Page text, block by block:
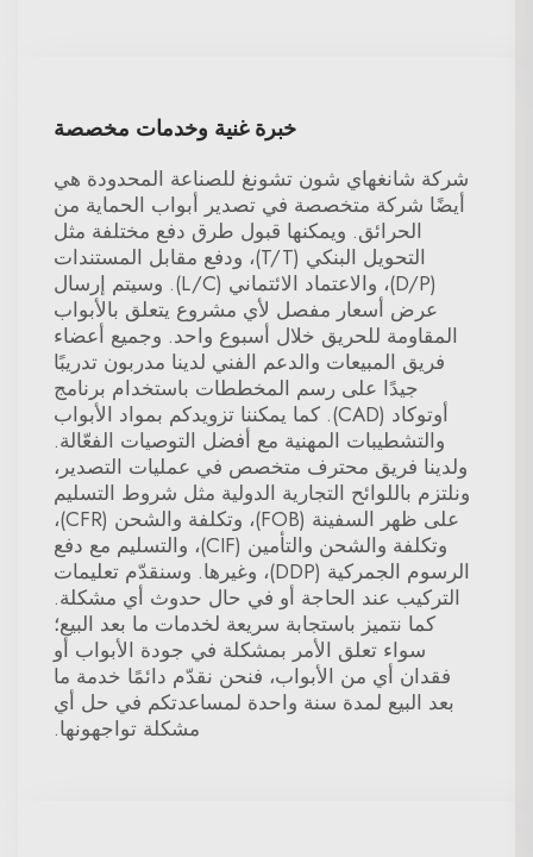
خبرة غنية وخدمات مخصصة
شركة شانغهاي شون تشونغ للصناعة المحدودة هي
أيضًا شركة متخصصة في تصدير أبواب الحماية من
الحرائق. ويمكنها قبول طرق دفع مختلفة مثل
التحويل البنكي (T/T)، ودفع مقابل المستندات
(D/P)، والاعتماد الائتماني (L/C). وسيتم إرسال
عرض أسعار مفصل لأي مشروع يتعلق بالأبواب
المقاومة للحريق خلال أسبوع واحد. وجميع أعضاء
فريق المبيعات والدعم الفني لدينا مدربون تدريبًا
جيدًا على رسم المخططات باستخدام برنامج
أوتوكاد (CAD). كما يمكننا تزويدكم بمواد الأبواب
والتشطيبات المهنية مع أفضل التوصيات الفعّالة.
ولدينا فريق محترف متخصص في عمليات التصدير،
ونلتزم باللوائح التجارية الدولية مثل شروط التسليم
على ظهر السفينة (FOB)، وتكلفة والشحن (CFR)،
وتكلفة والشحن والتأمين (CIF)، والتسليم مع دفع
الرسوم الجمركية (DDP)، وغيرها. وسنقدّم تعليمات
التركيب عند الحاجة أو في حال حدوث أي مشكلة.
كما نتميز باستجابة سريعة لخدمات ما بعد البيع؛
سواء تعلق الأمر بمشكلة في جودة الأبواب أو
فقدان أي من الأبواب، فنحن نقدّم دائمًا خدمة ما
بعد البيع لمدة سنة واحدة لمساعدتكم في حل أي
مشكلة تواجهونها.